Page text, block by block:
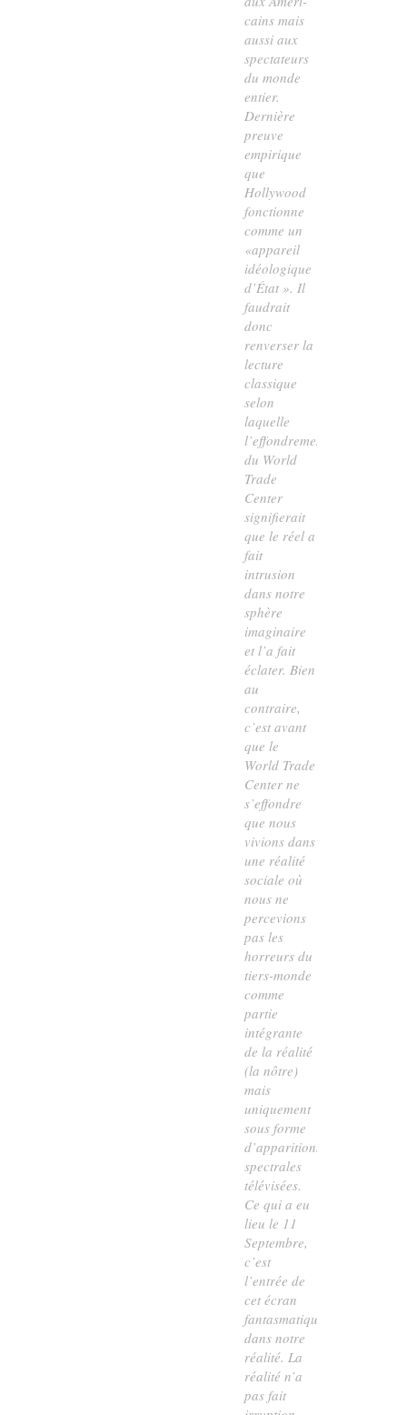
cains mais
aussi aux
spectateurs
du monde
entier.
Dernière
preuve
empirique
que
Hollywood
fonctionne
comme un
«appareil
idéologique
d’État ». Il
faudrait
donc
renverser la
lecture
classique
selon
laquelle
l’effondrement
du World
Trade
Center
signifierait
que le réel a
fait
intrusion
dans notre
sphère
imaginaire
et l’a fait
éclater. Bien
au
contraire,
c’est avant
que le
World Trade
Center ne
s’effondre
que nous
vivions dans
une réalité
sociale où
nous ne
percevions
pas les
horreurs du
tiers-monde
comme
partie
intégrante
de la réalité
(la nôtre)
mais
uniquement
sous forme
d’apparitions
spectrales
télévisées.
Ce qui a eu
lieu le 11
Septembre,
c’est
l’entrée de
cet écran
fantasmatique
dans notre
réalité. La
réalité n’a
pas fait